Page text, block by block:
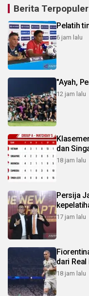
Berita Terpopuler
Pelatih
6 jam lalu
"Ayah,
12 jam lalu
dan
18 jam lalu
Persija
17 jam lalu
dari Real
18 jam lalu